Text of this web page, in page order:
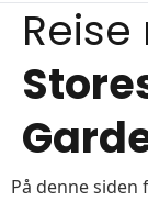
På denne siden